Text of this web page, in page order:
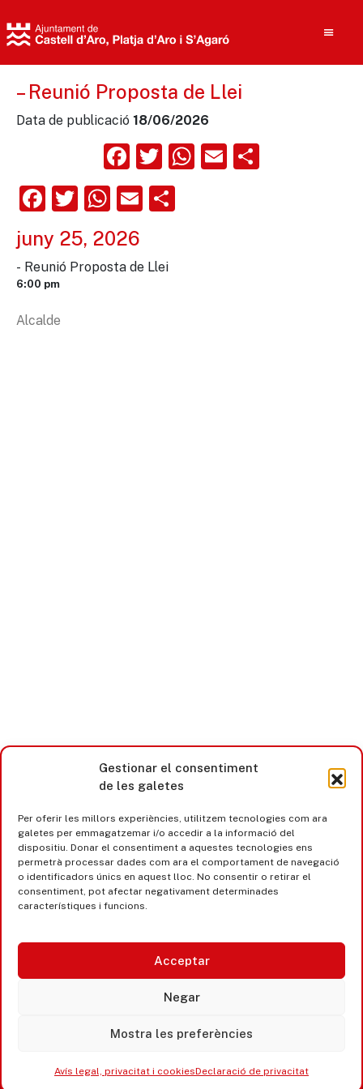
Gestionar el consentiment
de les galetes
Per oferir les millors experiències, utilitzem tecnologies com ara
galetes per emmagatzemar i/o accedir a la informació del
dispositiu. Donar el consentiment a aquestes tecnologies ens
permetrà processar dades com ara el comportament de navegació
o identificadors únics en aquest lloc. No consentir o retirar el
consentiment, pot afectar negativament determinades
característiques i funcions.
Acceptar
Negar
Mostra les preferències
Avís legal, privacitat i cookiesDeclaració de privacitat
– Reunió Proposta de Llei
Data de publicació 18/06/2026
Facebook
Twitter
WhatsApp
Email
Facebook
Twitter
WhatsApp
Email
juny 25, 2026
- Reunió Proposta de Llei
6:00 pm
Alcalde
Castell d’Aro · Platja d’Aro · S’Agaró
365 www.platjadaro